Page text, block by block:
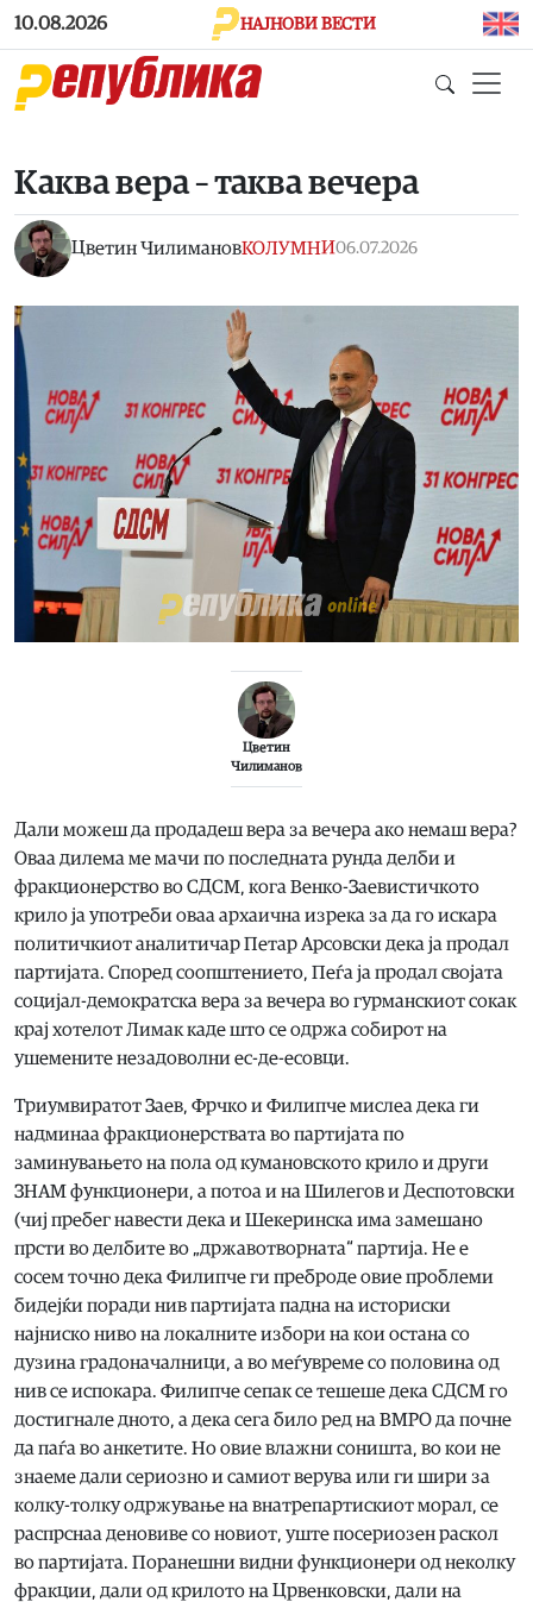
Skip to main content
10.08.2026 НАЈНОВИ ВЕСТИ
Каква вера – таква вечера
Цветин ЧилимановКОЛУМНИ06.07.2026
Цветин
Чилиманов
Дали можеш да продадеш вера за вечера ако немаш вера?
Оваа дилема ме мачи по последната рунда делби и
фракционерство во СДСМ, кога Венко-Заевистичкото
крило ја употреби оваа архаична изрека за да го искара
политичкиот аналитичар Петар Арсовски дека ја продал
партијата. Според соопштението, Пеѓа ја продал својата
социјал-демократска вера за вечера во гурманскиот сокак
крај хотелот Лимак каде што се одржа собирот на
ушемените незадоволни ес-де-есовци.
Триумвиратот Заев, Фрчко и Филипче мислеа дека ги
надминаа фракционерствата во партијата по
заминувањето на пола од кумановското крило и други
ЗНАМ функционери, а потоа и на Шилегов и Деспотовски
(чиј пребег навести дека и Шекеринска има замешано
прсти во делбите во „државотворната“ партија. Не е
сосем точно дека Филипче ги преброде овие проблеми
бидејќи поради нив партијата падна на историски
најниско ниво на локалните избори на кои остана со
дузина градоначалници, а во меѓувреме со половина од
нив се испокара. Филипче сепак се тешеше дека СДСМ го
достигнале дното, а дека сега било ред на ВМРО да почне
да паѓа во анкетите. Но овие влажни соништа, во кои не
знаеме дали сериозно и самиот верува или ги шири за
колку-толку одржување на внатрепартискиот морал, се
распрснаа деновиве со новиот, уште посериозен раскол
во партијата. Поранешни видни функционери од неколку
фракции, дали од крилото на Црвенковски, дали на